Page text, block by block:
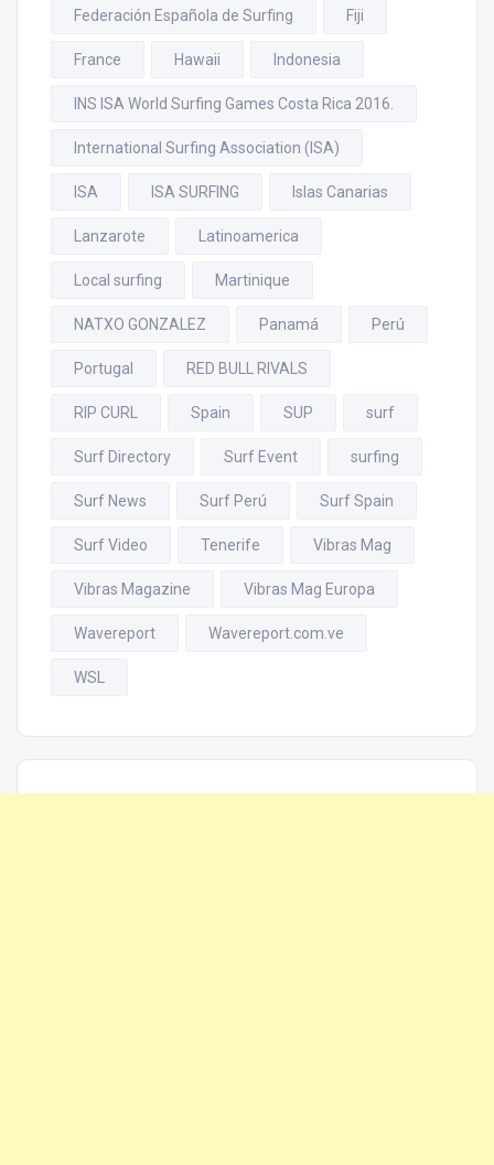
Federación Española de Surfing Fiji
France Hawaii Indonesia
INS ISA World Surfing Games Costa Rica 2016.
International Surfing Association (ISA)
ISA ISA SURFING Islas Canarias
Lanzarote Latinoamerica
Local surfing Martinique
NATXO GONZALEZ Panamá Perú
Portugal RED BULL RIVALS
RIP CURL Spain SUP surf
Surf Directory Surf Event surfing
Surf News Surf Perú Surf Spain
Surf Video Tenerife Vibras Mag
Vibras Magazine Vibras Mag Europa
Wavereport Wavereport.com.ve
WSL